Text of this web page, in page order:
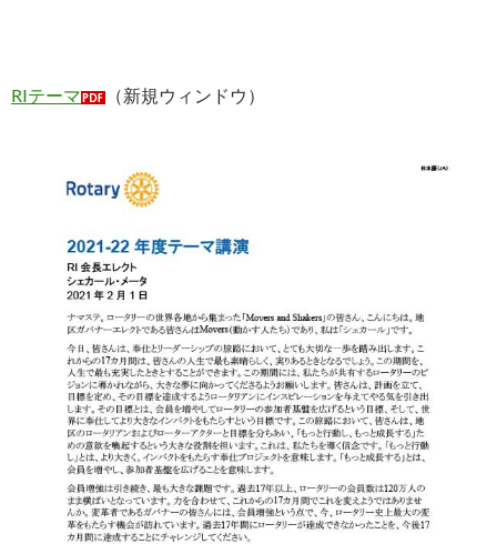
RIテーマ （新規ウィンドウ）